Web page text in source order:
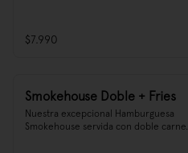
$7.990
Smokehouse Doble + Fries
Nuestra excepcional Hamburguesa
Smokehouse servida con doble carne.